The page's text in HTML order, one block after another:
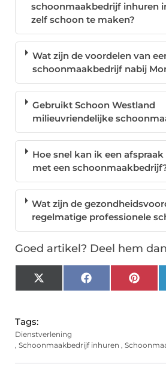
schoonmaakbedrijf inhuren
zelf schoon te maken?
Wat zijn de voordelen van
schoonmaakbedrijf nabij
Gebruikt Schoon Westland
milieuvriendelijke
Hoe snel kan ik een
met een
Wat zijn de
regelmatige professionele
Goed artikel? Deel hem
X
(Twitter)
Facebook
Tags:
Dienstverlening
, Schoonmaakbedrijf inhuren ,